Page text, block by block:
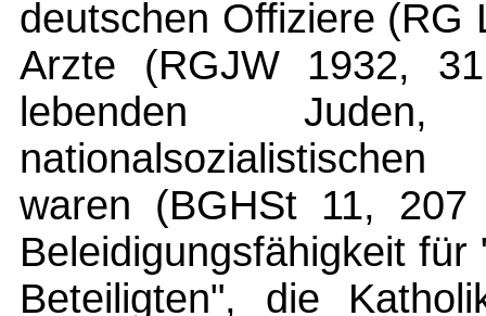
deutschen Offiziere (RG
Arzte (RGJW 1932,
lebenden
waren (BGHSt 11,
Beleidigungsfähigkeit
Beteiligten", die